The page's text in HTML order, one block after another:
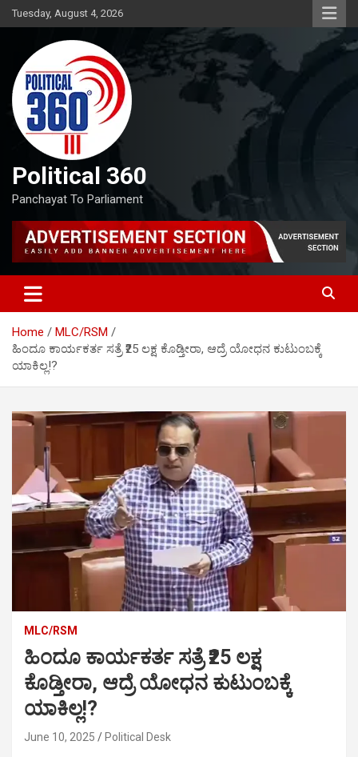
Skip
to
Tuesday, August 4, 2026
Political 360
Panchayat To Parliament
Home
MLC/RSM
ಹಿಂದೂ ಕಾರ್ಯಕರ್ತ ಸತ್ರೆ ₹25 ಲಕ್ಷ ಕೊಡ್ತೀರಾ, ಆದ್ರೆ ಯೋಧನ ಕುಟುಂಬಕ್ಕೆ
ಯಾಕಿಲ್ಲ!?
MLC/RSM
ಹಿಂದೂ ಕಾರ್ಯಕರ್ತ ಸತ್ರೆ ₹25 ಲಕ್ಷ
ಕೊಡ್ತೀರಾ, ಆದ್ರೆ ಯೋಧನ ಕುಟುಂಬಕ್ಕೆ
ಯಾಕಿಲ್ಲ!?
June 10, 2025 Political Desk